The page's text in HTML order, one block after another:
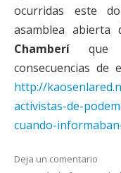
ocurridas este
asamblea abierta
Chamberí que
consecuencias de
http://
activistas-de-
cuando-
Deja un comentario